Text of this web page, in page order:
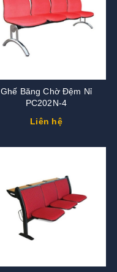
Ghế Băng Chờ Đệm Nỉ
PC202N-4
Liên hệ